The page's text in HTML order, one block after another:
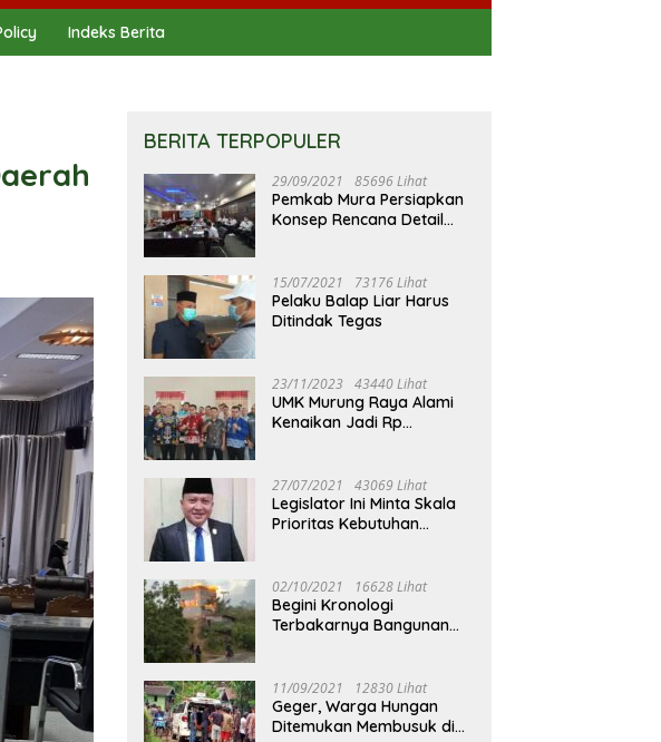
Indeks Berita
BERITA TERPOPULER
29/09/2021 85696 Lihat
Pemkab Mura Persiapkan
Konsep Rencana Detail
15/07/2021 73176 Lihat
Pelaku Balap Liar Harus
Ditindak Tegas
23/11/2023 43440 Lihat
UMK Murung Raya Alami
Kenaikan Jadi Rp
27/07/2021 43069 Lihat
Legislator Ini Minta Skala
Prioritas Kebutuhan
02/10/2021 16628 Lihat
Begini Kronologi
Terbakarnya Bangunan
11/09/2021 12830 Lihat
Geger, Warga Hungan
Ditemukan Membusuk di